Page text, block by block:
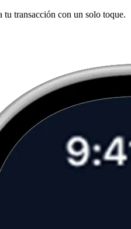
transacción con un solo toque.